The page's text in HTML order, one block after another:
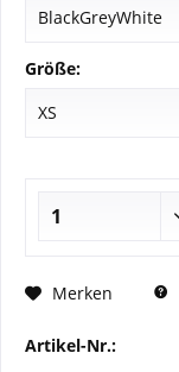
Größe:
Merken
Artikel-Nr.: